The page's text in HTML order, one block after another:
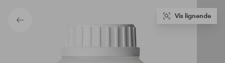
pris
Tilbake
Vis lignende